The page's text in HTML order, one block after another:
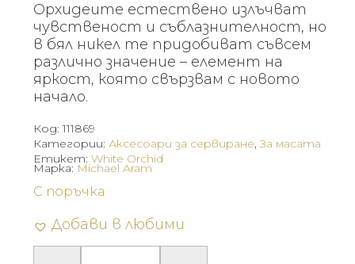
Орхидеите естествено излъчват
чувственост и съблазнителност, но
в бял никел те придобиват съвсем
различно значение – елемент на
яркост, която свързвам с новото
начало.
Код:111869
Категории: Аксесоари за сервиране,За масата
Етикет: White Orchid
С поръчка
Добави в любими
Марка: Michael Aram